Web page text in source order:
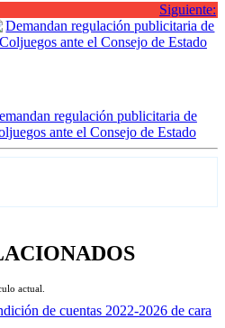
Siguiente:
regulación publicitaria de
ante el Consejo de Estado
actual.